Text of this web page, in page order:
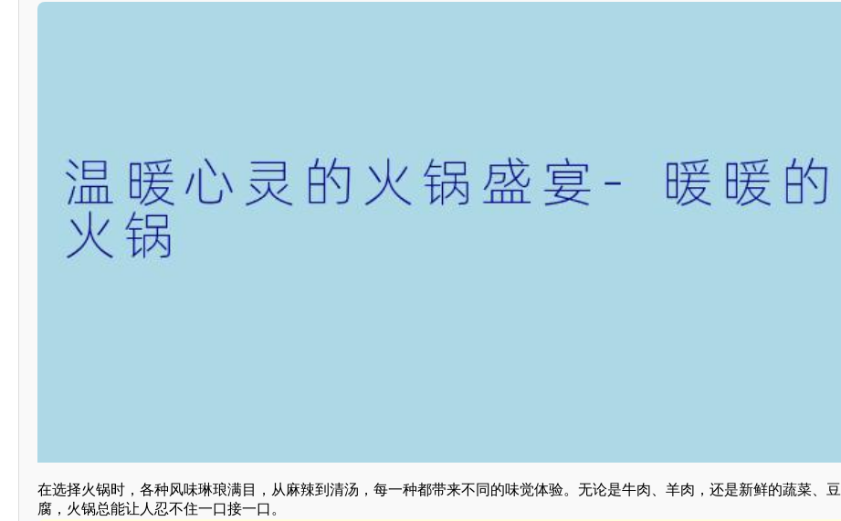
在选择火锅时，各种风味琳琅满目，从麻辣到清汤，每一种都带来不同的味觉体验。无论是牛肉、羊肉，还是新鲜的蔬菜、豆
腐，火锅总能让人忍不住一口接一口。